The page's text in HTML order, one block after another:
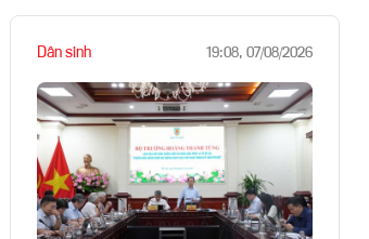
Dân sinh 19:08, 07/08/2026